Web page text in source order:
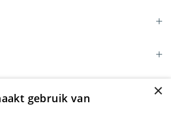
2026 - EnergyBy
×
gebruik van